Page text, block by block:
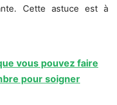
Cette astuce est à
vous pouvez faire
pour soigner